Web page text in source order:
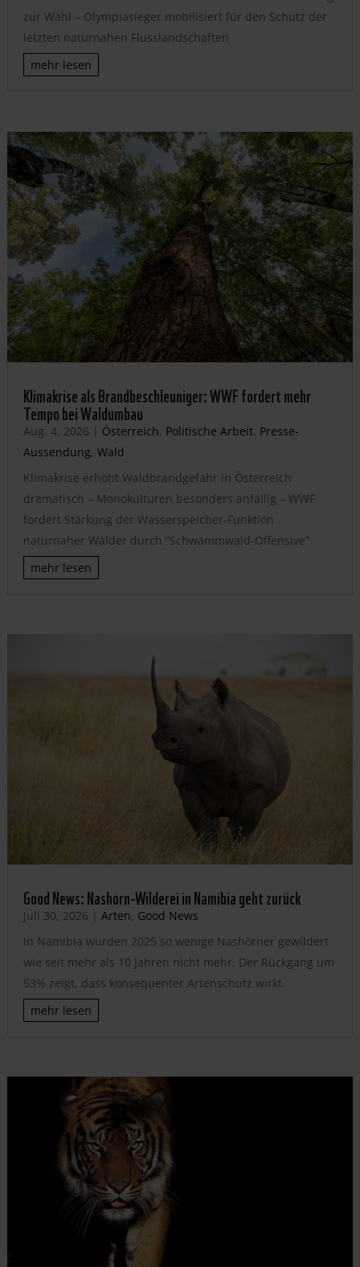
zur Wahl – Olympiasieger mobilisiert für den Schutz der
letzten naturnahen Flusslandschaften
mehr lesen
Klimakrise als Brandbeschleuniger: WWF fordert mehr
Tempo bei Waldumbau
Aug. 4, 2026 | Österreich, Politische Arbeit, Presse-
Aussendung, Wald
Klimakrise erhöht Waldbrandgefahr in Österreich
dramatisch – Monokulturen besonders anfällig – WWF
fordert Stärkung der Wasserspeicher-Funktion
naturnaher Wälder durch “Schwammwald-Offensive”
mehr lesen
Good News: Nashorn-Wilderei in Namibia geht zurück
Juli 30, 2026 | Arten, Good News
In Namibia wurden 2025 so wenige Nashörner gewildert
wie seit mehr als 10 Jahren nicht mehr. Der Rückgang um
53% zeigt, dass konsequenter Artenschutz wirkt.
mehr lesen